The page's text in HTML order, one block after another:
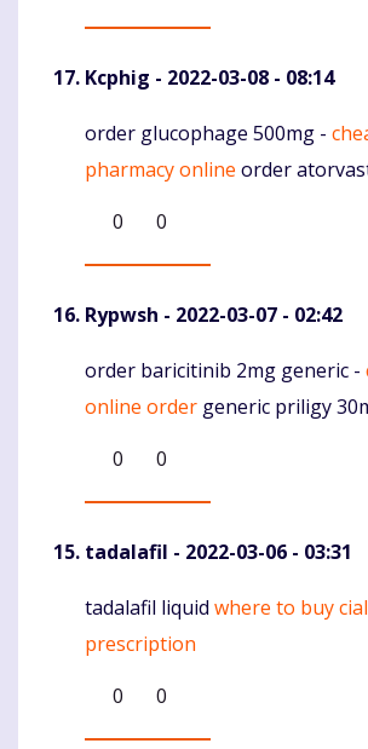
Kcphig - 2022-03-08 - 08:14
Komentaras
order glucophage 500mg -
pharmacy online order
0
0
Rypwsh - 2022-03-07 - 02:42
Komentaras
order baricitinib 2mg generic -
online order generic priligy
0
0
tadalafil - 2022-03-06 - 03:31
Komentaras
tadalafil liquid where to buy
prescription
0
0